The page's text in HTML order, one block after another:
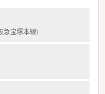
急宝塚本線)